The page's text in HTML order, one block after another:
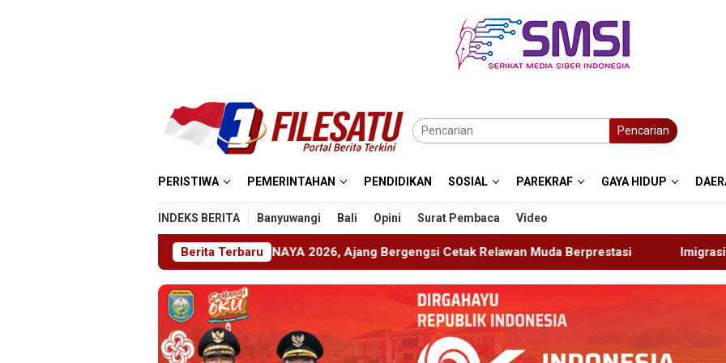
Pencarian
PERISTIWA PEMERINTAHAN PENDIDIKAN SOSIAL PAREKRAF GAYA HIDUP
INDEKS BERITA Banyuwangi Bali Opini Surat Pembaca Video
Berita Terbaru
Gelar ABHINAYA 2026, Ajang Bergengsi Cetak Relawan Muda Berprestasi Imigrasi Ponorogo Deportasi Satu